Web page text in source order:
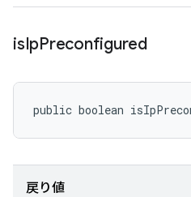
isIpPreconfigured
public boolean
戻り値